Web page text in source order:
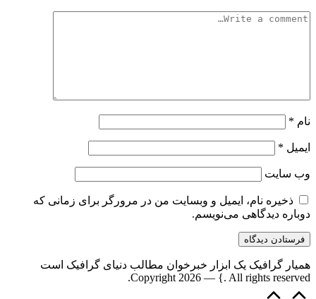
نام *
ایمیل *
وب‌ سایت
ذخیره نام، ایمیل و وبسایت من در مرورگر برای زمانی که
دوباره دیدگاهی می‌نویسم.
همیار گرافیک یک ابزار خبرخوان مطالب دنیای گرافیک است
Copyright 2026 — {. All rights reserved.